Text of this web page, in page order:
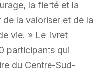
la fierté et la
la valoriser et de la
vie. » Le livret
participants qui
du Centre-Sud-